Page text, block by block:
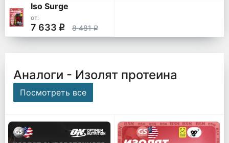
Iso Surge
от:
7 633 q 8 481q
Аналоги - Изолят протеина
Посмотреть все